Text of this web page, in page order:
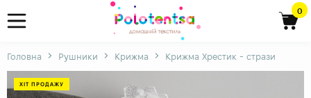
0
Головна Рушники Крижма Крижма Хрестик - стрази
ХІТ ПРОДАЖУ